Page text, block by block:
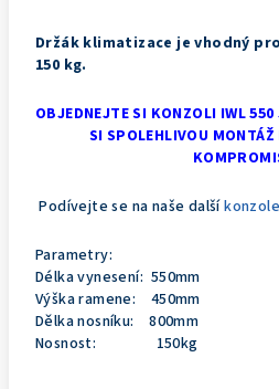
Držák klimatizace je vhodný
150 kg.
OBJEDNEJTE SI KONZOLI IWL
SI SPOLEHLIVOU
Podívejte se na naše dalšíkonzole
Parametry:
Délka vynesení: 550mm
Výška ramene: 450mm
Dělka nosníku: 800mm
Nosnost: 150kg